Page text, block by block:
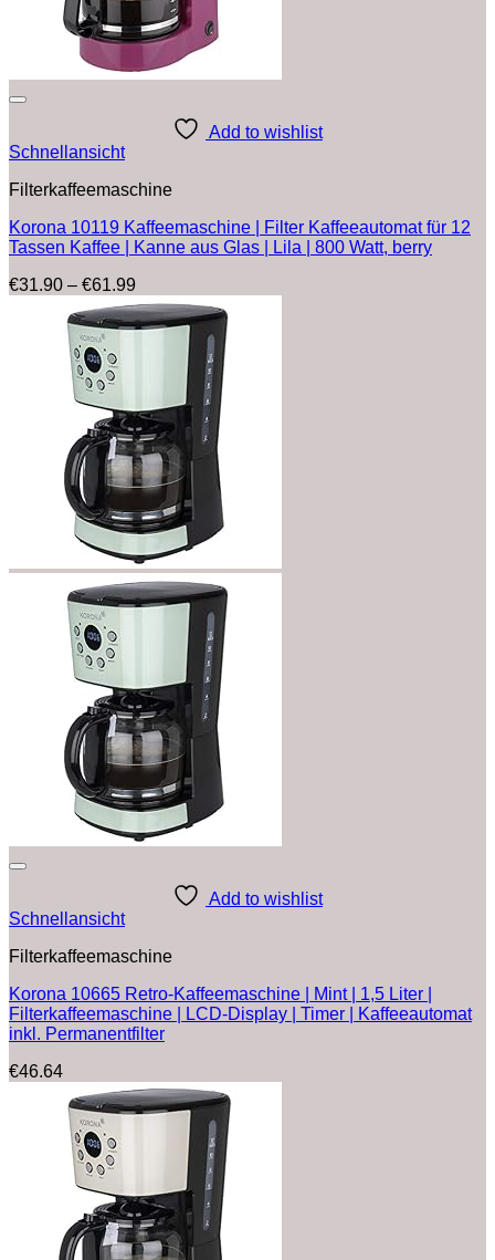
Add to wishlist
Schnellansicht
Filterkaffeemaschine
Korona 10119 Kaffeemaschine | Filter Kaffeeautomat für 12
Tassen Kaffee | Kanne aus Glas | Lila | 800 Watt, berry
€31.90 – €61.99Preisspanne:
€31.90
bis
€61.99
Add to wishlist
Schnellansicht
Filterkaffeemaschine
Korona 10665 Retro-Kaffeemaschine | Mint | 1,5 Liter |
Filterkaffeemaschine | LCD-Display | Timer | Kaffeeautomat
inkl. Permanentfilter
€46.64